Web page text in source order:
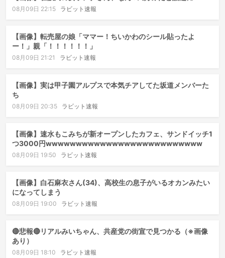
08月09日 22:15 ラビット速報
【画像】転売屋の娘「ママー！ちいかわのシール貼ったよ
ー！」親「！！！！！！」
08月09日 21:21 ラビット速報
【画像】実は甲子園アルプスで本気チアしてた坂道メンバーた
ち
08月09日 20:35 ラビット速報
【画像】速水もこみちが新オープンしたカフェ、サンドイッチ1
つ3000円wwwwwwwwwwwwwwwwwwwwwwwwww
08月09日 19:50 ラビット速報
【画像】白石麻衣さん(34)、高校生の息子がいるオカンみたい
になってしまう
08月09日 19:00 ラビット速報
🔴悲報🔴リアルみいちゃん、共産党の街宣で見つかる（※画像
あり）
08月09日 18:10 ラビット速報